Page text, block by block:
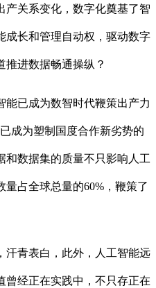
产关系变化，数字化奠基了智
成长和管理自动权，驱动数字
推进数据畅通操纵？
已成为数智时代鞭策出产力
成为塑制国度合作新劣势的
和数据集的质量不只影响人工
占全球总量的60%，鞭策了
青表白，此外，人工智能远
曾经正在实践中，不只存正在